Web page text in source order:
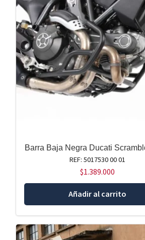
Barra Baja Negra Ducati
REF: 5017530 00 01
$1.389.000
Añadir al carrito